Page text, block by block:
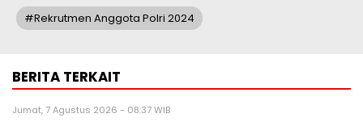
#Rekrutmen Anggota Polri 2024
BERITA TERKAIT
Jumat, 7 Agustus 2026 - 08:37 WIB